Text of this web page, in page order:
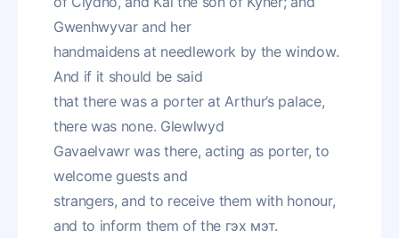
Gwenhwyvar and her
handmaidens at needlework by the window.
And if it should be said
that there was a porter at Arthur’s palace,
there was none. Glewlwyd
Gavaelvawr was there, acting as porter, to
welcome guests and
strangers, and to receive them with honour,
and to inform them of the гэх мэт.